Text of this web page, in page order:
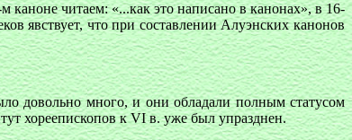
читаем: «...как это написано в канонах», в 16-
явствует, что при составлении Алуэнских канонов
довольно много, и они обладали полным статусом
хореепископов к VI в. уже был упразднен.